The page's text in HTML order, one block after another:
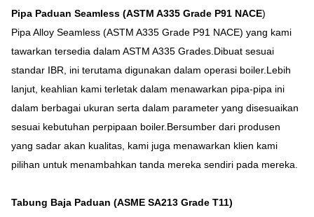
Pipa Paduan Seamless (ASTM A335 Grade P91 NACE)
Pipa Alloy Seamless (ASTM A335 Grade P91 NACE) yang kami
tawarkan tersedia dalam ASTM A335 Grades.Dibuat sesuai
standar IBR, ini terutama digunakan dalam operasi boiler.Lebih
lanjut, keahlian kami terletak dalam menawarkan pipa-pipa ini
dalam berbagai ukuran serta dalam parameter yang disesuaikan
sesuai kebutuhan perpipaan boiler.Bersumber dari produsen
yang sadar akan kualitas, kami juga menawarkan klien kami
pilihan untuk menambahkan tanda mereka sendiri pada mereka.
Tabung Baja Paduan (ASME SA213 Grade T11)